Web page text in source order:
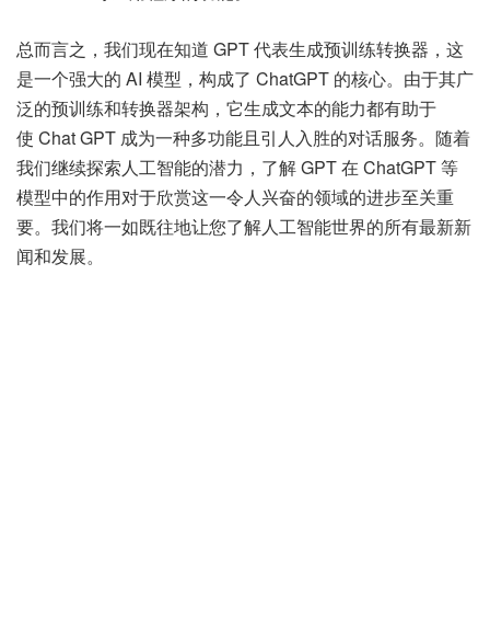
总而言之，我们现在知道 GPT 代表生成预训练转换器，这
是一个强大的 AI 模型，构成了 ChatGPT 的核心。由于其广
泛的预训练和转换器架构，它生成文本的能力都有助于
使 Chat GPT 成为一种多功能且引人入胜的对话服务。随着
我们继续探索人工智能的潜力，了解 GPT 在 ChatGPT 等
模型中的作用对于欣赏这一令人兴奋的领域的进步至关重
要。我们将一如既往地让您了解人工智能世界的所有最新新
闻和发展。